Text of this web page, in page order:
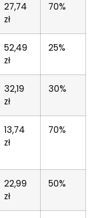
27,74
zł
70%
52,49
zł
25%
32,19
zł
30%
13,74
zł
70%
22,99
zł
50%